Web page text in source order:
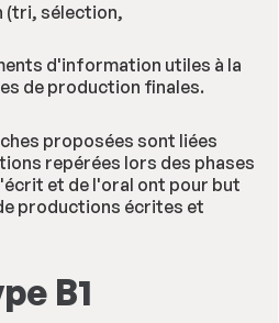
sélection,
d'information utiles à la
de production finales.
proposées sont liées
repérées lors des phases
et de l'oral ont pour but
productions écrites et
B1